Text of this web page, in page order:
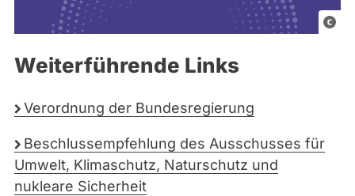
G
e
Weiterführende Links
Verordnung der Bundesregierung
Beschlussempfehlung des Ausschusses für
Umwelt, Klimaschutz, Naturschutz und
nukleare Sicherheit